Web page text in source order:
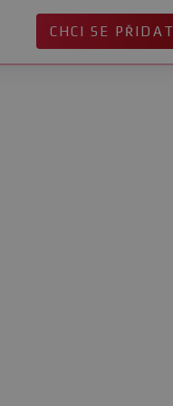
CHCI SE PŘIDAT